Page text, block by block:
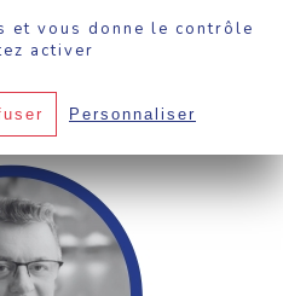
et vous donne le contrôle
activer
Personnaliser
Drôme (26)